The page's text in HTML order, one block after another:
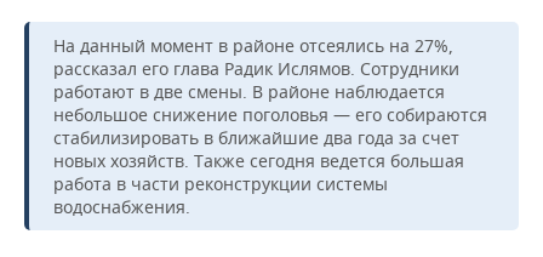
КИБЕРСПОРТ
ФИГУРНОЕ КАТАНИЕ
ВОДНЫЕ ВИДЫ СПОРТА
ХОККЕЙ С МЯЧОМ
КУЛЬТУРА
МЕДИЦИНА
ОБРАЗОВАНИЕ
ПРОИСШЕСТВИЯ
СПИСОК КОМПАНИЙ
На данный момент в районе отсеялись на 27%,
рассказал его глава Радик Ислямов. Сотрудники
работают в две смены. В районе наблюдается
небольшое снижение поголовья — его собираются
стабилизировать в ближайшие два года за счет
новых хозяйств. Также сегодня ведется большая
работа в части реконструкции системы
водоснабжения.